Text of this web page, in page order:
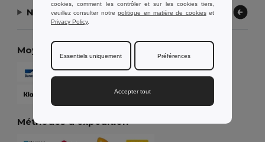
Notre entreprise
Moyens de paiement
Méthodes d'expédition
cookies, comment les contrôler et sur les cookies tiers,
veuillez consulter notrepolitique en matière de cookieset
Privacy Policy.
Essentiels uniquement Préférences
Accepter tout